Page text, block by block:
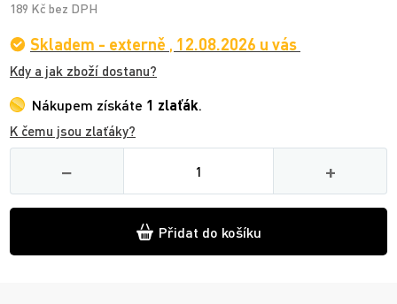
189 Kč bez DPH
Skladem - externě , 12.08.2026 u vás
Kdy a jak zboží dostanu?
Nákupem získáte 1 zlaťák.
K čemu jsou zlaťáky?
−
Množství
+
Přidat do košíku